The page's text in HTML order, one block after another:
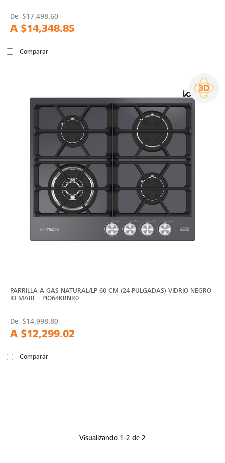
De$17,498.60
A $14,348.85
Comparar
PARRILLA A GAS NATURAL/LP 60 CM (24 PULGADAS) VIDRIO NEGRO
IO MABE - PIO64KRNR0
De$14,998.80
A $12,299.02
Comparar
Visualizando 1-2 de 2